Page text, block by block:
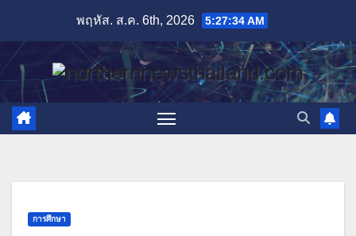
content
พฤหัส. ส.ค. 6th, 2026 5:27:35 AM
การศึกษา